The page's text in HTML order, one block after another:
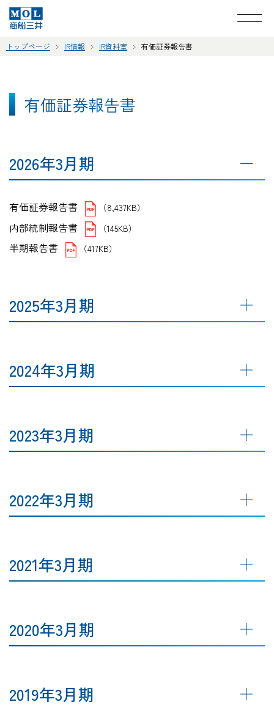
トップページ IR情報 IR資料室 有価証券報告書
有価証券報告書
2026年3月期
有価証券報告書 （8,437KB）
内部統制報告書 （145KB）
半期報告書 （417KB）
2025年3月期
2024年3月期
2023年3月期
2022年3月期
2021年3月期
2020年3月期
2019年3月期